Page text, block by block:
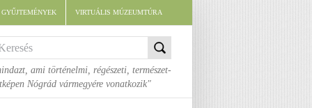
VIRTUÁLIS MÚZEUMTÚRA
ami történelmi, régészeti, természet-
Nógrád vármegyére vonatkozik"